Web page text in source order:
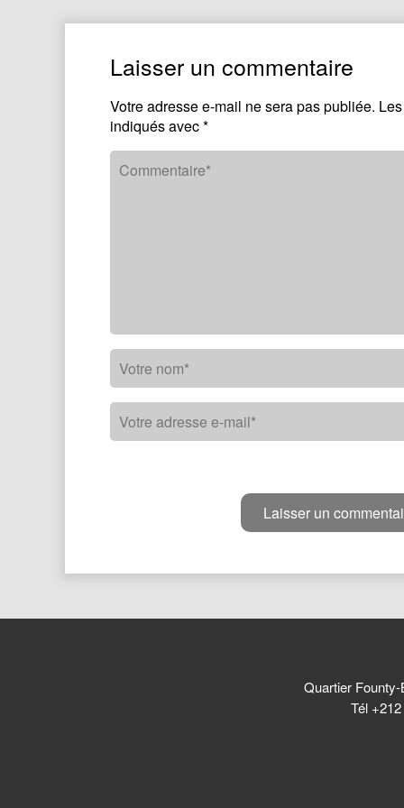
Laisser un commentaire
Votre adresse e-mail ne sera pas publiée.
indiqués avec*
Quartier
Tél